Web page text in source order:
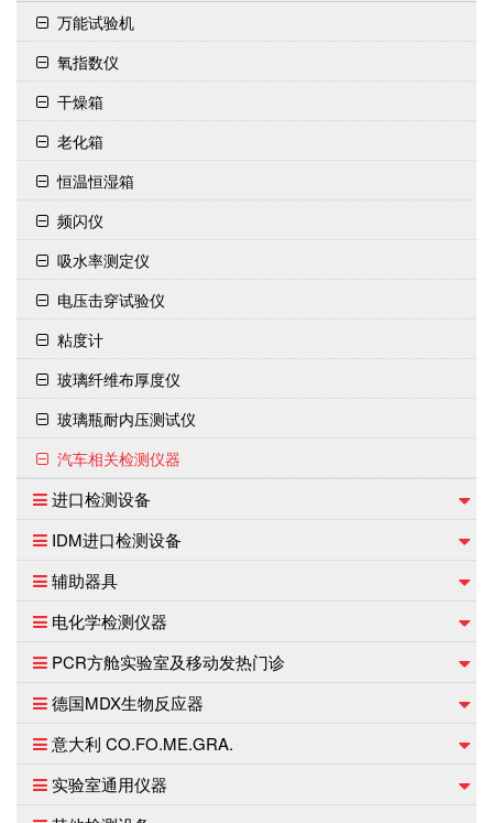
万能试验机
氧指数仪
干燥箱
老化箱
恒温恒湿箱
频闪仪
吸水率测定仪
电压击穿试验仪
粘度计
玻璃纤维布厚度仪
玻璃瓶耐内压测试仪
汽车相关检测仪器
进口检测设备
IDM进口检测设备
辅助器具
电化学检测仪器
PCR方舱实验室及移动发热门诊
德国MDX生物反应器
意大利 CO.FO.ME.GRA.
实验室通用仪器